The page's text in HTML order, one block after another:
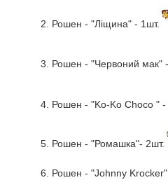
2. Рошен - "Ліщина" - 1 шт.
3. Рошен - "Червоний мак"
4. Рошен - "Ko-Ko Choco " -
5. Рошен - "Ромашка"- 2шт.
6. Рошен - "Johnny